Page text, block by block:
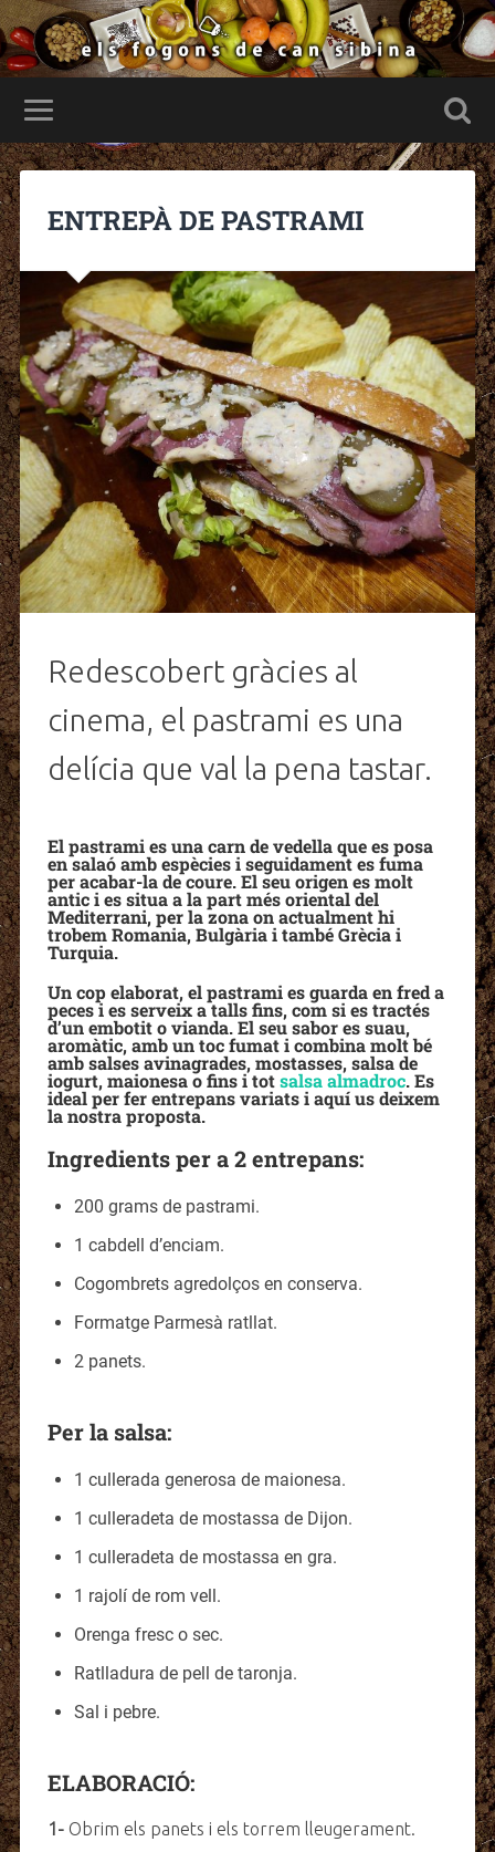
ENTREPÀ DE PASTRAMI
Redescobert gràcies al
cinema, el pastrami es una
delícia que val la pena tastar.
El pastrami es una carn de vedella que es posa
en salaó amb espècies i seguidament es fuma
per acabar-la de coure. El seu origen es molt
antic i es situa a la part més oriental del
Mediterrani, per la zona on actualment hi
trobem Romania, Bulgària i també Grècia i
Turquia.
Un cop elaborat, el pastrami es guarda en fred a
peces i es serveix a talls fins, com si es tractés
d’un embotit o vianda. El seu sabor es suau,
aromàtic, amb un toc fumat i combina molt bé
amb salses avinagrades, mostasses, salsa de
iogurt, maionesa o fins i totsalsa almadroc. Es
ideal per fer entrepans variats i aquí us deixem
la nostra proposta.
Ingredients per a 2 entrepans:
200 grams de pastrami.
1 cabdell d’enciam.
Cogombrets agredolços en conserva.
Formatge Parmesà ratllat.
2 panets.
Per la salsa:
1 cullerada generosa de maionesa.
1 culleradeta de mostassa de Dijon.
1 culleradeta de mostassa en gra.
1 rajolí de rom vell.
Orenga fresc o sec.
Ratlladura de pell de taronja.
Sal i pebre.
ELABORACIÓ:
1- Obrim els panets i els torrem lleugerament.